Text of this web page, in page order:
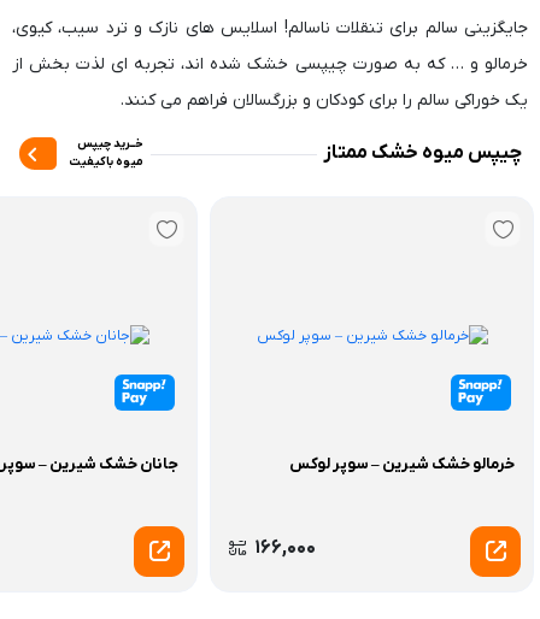
جایگزینی سالم برای تنقلات ناسالم! اسلایس های نازک و ترد سیب، کیوی،
خرمالو و … که به صورت چیپسی خشک شده اند، تجربه ای لذت بخش از
یک خوراکی سالم را برای کودکان و بزرگسالان فراهم می کنند.‬‬
چیپس میوه خشک ممتاز
خــرید چیپس
میوه باکیفیت
خرمالو خشک شیرین – سوپر لوکس
166,000
جانان خشک شیرین –